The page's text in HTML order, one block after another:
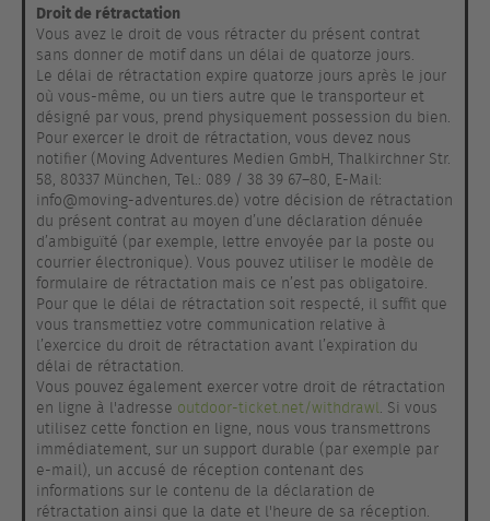
Droit de rétractation
Vous avez le droit de vous rétracter du présent contrat
sans donner de motif dans un délai de quatorze jours.
Le délai de rétractation expire quatorze jours après le jour
où vous-même, ou un tiers autre que le transporteur et
désigné par vous, prend physiquement possession du bien.
Pour exercer le droit de rétractation, vous devez nous
notifier (Moving Adventures Medien GmbH, Thalkirchner Str.
58, 80337 München, Tel.: 089 / 38 39 67–80, E-Mail:
info@moving-adventures.de) votre décision de rétractation
du présent contrat au moyen d’une déclaration dénuée
d’ambiguïté (par exemple, lettre envoyée par la poste ou
courrier électronique). Vous pouvez utiliser le modèle de
formulaire de rétractation mais ce n’est pas obligatoire.
Pour que le délai de rétractation soit respecté, il suffit que
vous transmettiez votre communication relative à
l’exercice du droit de rétractation avant l’expiration du
délai de rétractation.
Vous pouvez également exercer votre droit de rétractation
en ligne à l'adresse outdoor-ticket.net/withdrawl. Si vous
utilisez cette fonction en ligne, nous vous transmettrons
immédiatement, sur un support durable (par exemple par
e-mail), un accusé de réception contenant des
informations sur le contenu de la déclaration de
rétractation ainsi que la date et l'heure de sa réception.